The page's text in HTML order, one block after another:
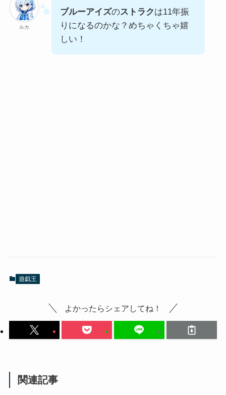
ルカ
ブルーアイズのストラクは11年振
りになるのかな？めちゃくちゃ嬉
しい！
遊戯王
よかったらシェアしてね！
関連記事